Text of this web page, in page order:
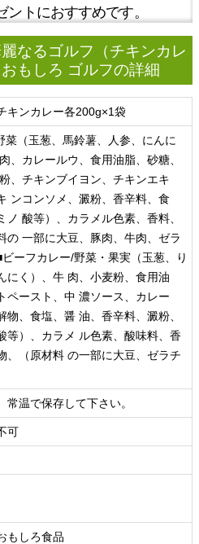
トにおすすめです。
なるゴルフ（チキンカレ
もしろ ゴルフの詳細
キンカレー各200g×1袋
菜（玉葱、馬鈴薯、人参、にんに
、カレールウ、食用油脂、砂糖、
、チキンブイヨン、チキンエキ
ンコンソメ、澱粉、香辛料、食
ノ 酸等）、カラメル色素、香料、
の 一部に大豆、豚肉、牛肉、ゼラ
ーフカレー/野菜・果実（玉葱、り
にく）、牛 肉、小麦粉、食用油
ペースト、中 濃ソース、カレー
物、食塩、醤 油、香辛料、澱粉、
等）、カラメ ル色素、酸味料、香
、（原材料 の一部に大豆、ゼラチ
常温で保存して下さい。
可
もしろ食品